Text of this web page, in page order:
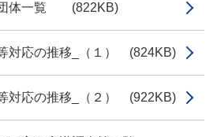
体一覧 (822KB)
対応の推移_（１） (824KB)
対応の推移_（２） (922KB)